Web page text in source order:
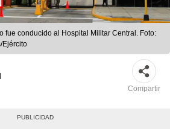
fue conducido al Hospital Militar Central. Foto:
Ejército
Compartir